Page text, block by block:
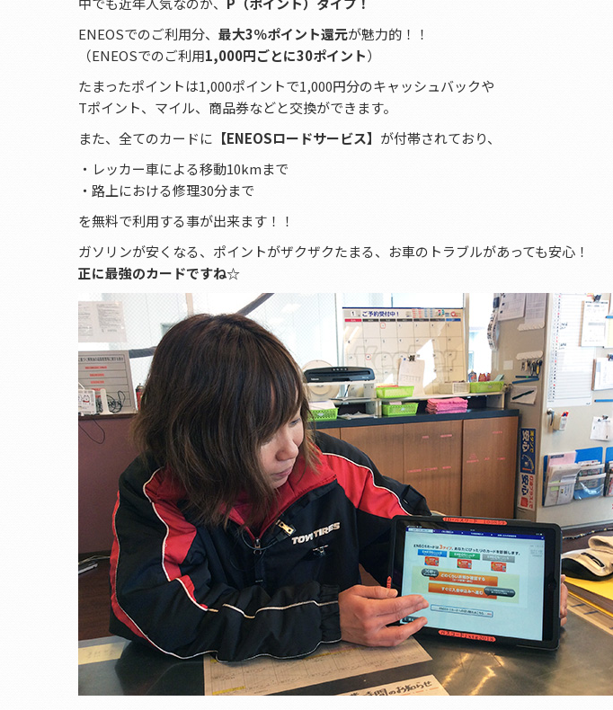
ENEOSでのご利用分、 最大3％ポイント還元が魅力的！！
（ENEOSでのご利用1,000円ごとに30ポイント）
たまったポイントは1,000ポイントで1,000円分のキャッシュバックや
Tポイント、マイル、商品券などと交換ができます。
また、全てのカードに 【ENEOSロードサービス】 が付帯されており、
・レッカー車による移動10kmまで
・路上における修理30分まで
を無料で利用する事が出来ます！！
ガソリンが安くなる、ポイントがザクザクたまる、お車のトラブルがあっても安心！
正に最強のカードですね☆